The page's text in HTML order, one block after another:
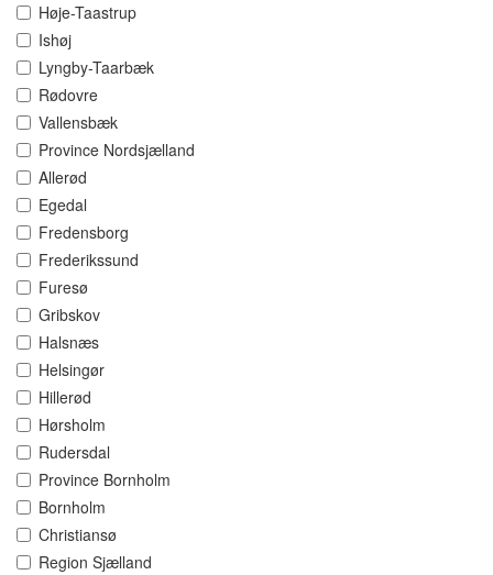
Høje-Taastrup
Ishøj
Lyngby-Taarbæk
Rødovre
Vallensbæk
Province Nordsjælland
Allerød
Egedal
Fredensborg
Frederikssund
Furesø
Gribskov
Halsnæs
Helsingør
Hillerød
Hørsholm
Rudersdal
Province Bornholm
Bornholm
Christiansø
Region Sjælland